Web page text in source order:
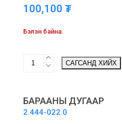
100,100 ₮
Бэлэн байна.
Trimmer
blade
LTR
Battery
double
САГСАНД ХИЙХ
БАРААНЫ ДУГААР
2.444-022.0